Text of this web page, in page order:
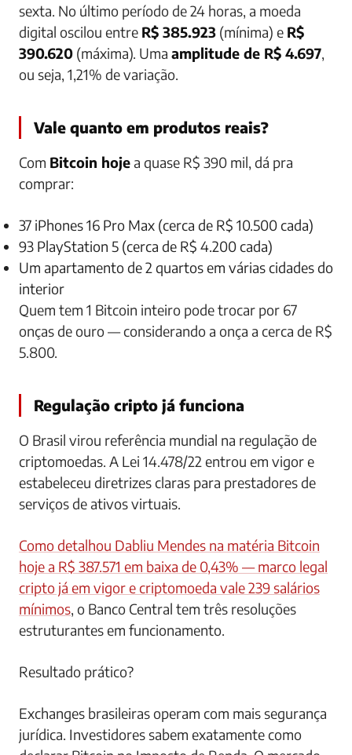
sexta. No último período de 24 horas, a moeda
digital oscilou entre R$ 385.923 (mínima) e R$
390.620 (máxima). Uma amplitude de R$ 4.697,
ou seja, 1,21% de variação.
Vale quanto em produtos reais?
Com Bitcoin hojea quase R$ 390 mil, dá pra
comprar:
37 iPhones 16 Pro Max (cerca de R$ 10.500 cada)
93 PlayStation 5 (cerca de R$ 4.200 cada)
Um apartamento de 2 quartos em várias cidades do
interior
Quem tem 1 Bitcoin inteiro pode trocar por 67
onças de ouro — considerando a onça a cerca de R$
5.800.
Regulação cripto já funciona
O Brasil virou referência mundial na regulação de
criptomoedas. A Lei 14.478/22 entrou em vigor e
estabeleceu diretrizes claras para prestadores de
serviços de ativos virtuais.
Como detalhou Dabliu Mendes na matéria Bitcoin
hoje a R$ 387.571 em baixa de 0,43% — marco legal
cripto já em vigor e criptomoeda vale 239 salários
mínimos, o Banco Central tem três resoluções
estruturantes em funcionamento.
Resultado prático?
Exchanges brasileiras operam com mais segurança
jurídica. Investidores sabem exatamente como